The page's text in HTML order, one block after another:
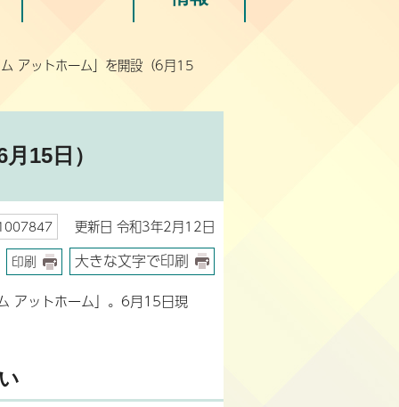
アットホーム」を開設（6月15
15日）
更新日 令和3年2月12日
印刷 大きな文字で印刷
アットホーム」。6月15日現